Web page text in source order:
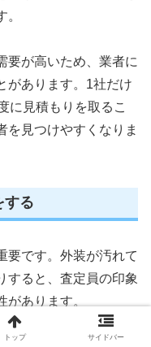
要が高いため、業者に
があります。1社だけ
に見積もりを取るこ
を見つけやすくなりま
する
要です。外装が汚れて
すると、査定員の印象
あります。
トップ サイドバー